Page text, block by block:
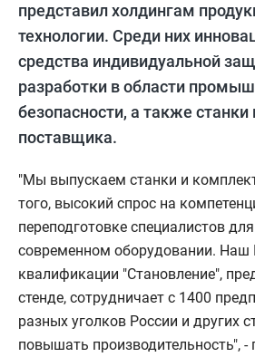
представил холдингам
технологии. Среди них
средства индивидуальной
разработки в области
безопасности, а также станки
поставщика.
"Мы выпускаем станки и
того, высокий спрос на
переподготовке специалистов
современном оборудовании.
квалификации "Становление",
стенде, сотрудничает с 1400
разных уголков России и других
повышать производительность", -